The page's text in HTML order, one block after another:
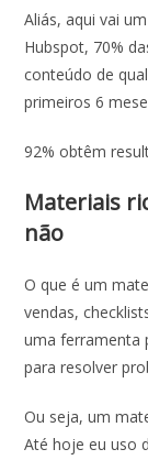
Aliás, aqui vai
Hubspot, 70%
conteúdo de
primeiros 6
92% obtêm
Materiais
não
O que é um
vendas,
uma ferramenta
para resolver
Ou seja, um
Até hoje eu uso